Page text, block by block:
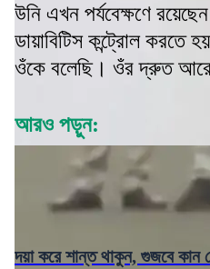
উনি এখন পর্যবেক্ষণে
ডায়াবিটিস কন্ট্রোল করতে
ওঁকে বলেছি। ওঁর দ্রুত
আরও পড়ুন:
দয়া করে শান্ত থাকুন, গুজবে কান